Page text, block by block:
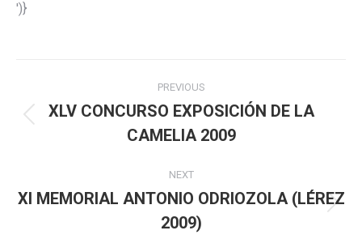
')}
navigation
PREVIOUS
post:
XLV CONCURSO EXPOSICIÓN DE LA
CAMELIA 2009
NEXT
post:
XI MEMORIAL ANTONIO ODRIOZOLA (LÉREZ
2009)